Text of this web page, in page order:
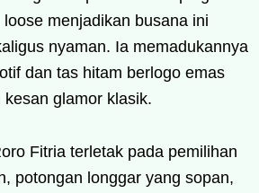
menjadikan busana ini
nyaman. Ia memadukannya
dan tas hitam berlogo emas
glamor klasik.
Fitria terletak pada pemilihan
potongan longgar yang sopan,